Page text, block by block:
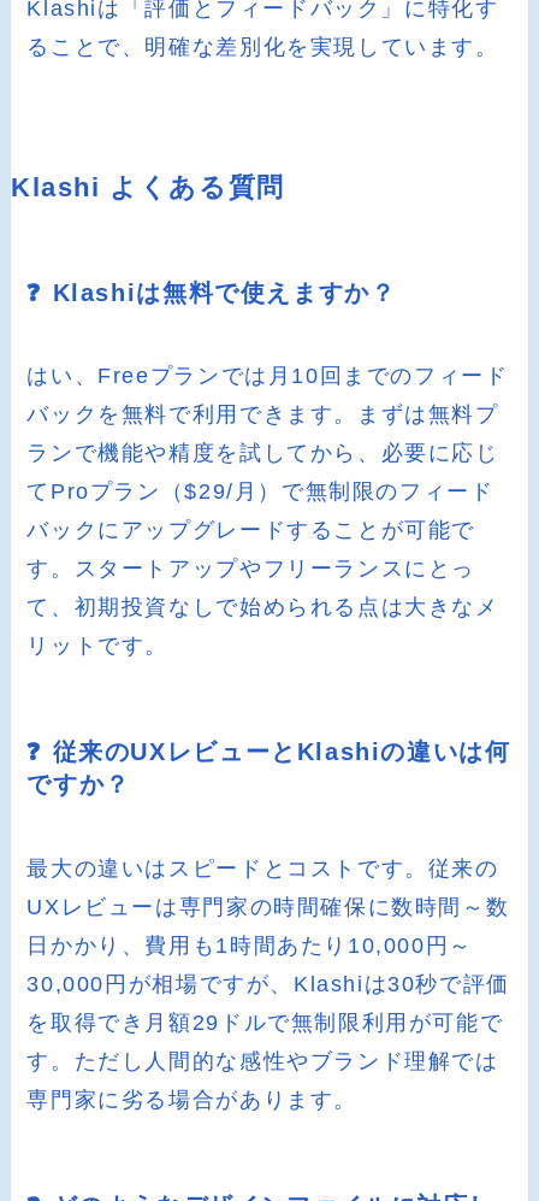
Klashiは「評価とフィードバック」に特化す
ることで、明確な差別化を実現しています。
Klashi よくある質問
❓ Klashiは無料で使えますか？
はい、Freeプランでは月10回までのフィード
バックを無料で利用できます。まずは無料プ
ランで機能や精度を試してから、必要に応じ
てProプラン（$29/月）で無制限のフィード
バックにアップグレードすることが可能で
す。スタートアップやフリーランスにとっ
て、初期投資なしで始められる点は大きなメ
リットです。
❓ 従来のUXレビューとKlashiの違いは何
ですか？
最大の違いはスピードとコストです。従来の
UXレビューは専門家の時間確保に数時間～数
日かかり、費用も1時間あたり10,000円～
30,000円が相場ですが、Klashiは30秒で評価
を取得でき月額29ドルで無制限利用が可能で
す。ただし人間的な感性やブランド理解では
専門家に劣る場合があります。